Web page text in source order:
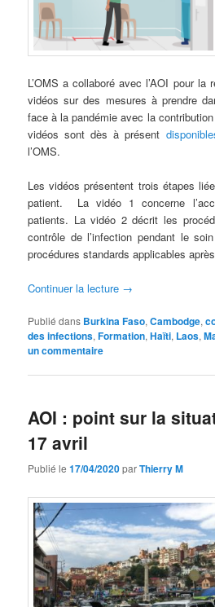
L’OMS a collaboré avec l’AOI pour
vidéos sur des mesures à prendre
face à la pandémie avec la
vidéos sont dès à présent
l’OMS.
Les vidéos présentent trois étapes
patient. La vidéo 1 concerne
patients. La vidéo 2 décrit les
contrôle de l’infection pendant le
procédures standards applicables
Continuer la lecture →
Publié dans Burkina Faso,Cambodge,
des infections,Formation,Haïti, Laos,
un commentaire
AOI : point sur la
17 avril
Publié le17/04/2020parThierry M